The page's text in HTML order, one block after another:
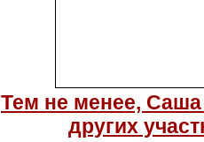
Тем не менее,
других